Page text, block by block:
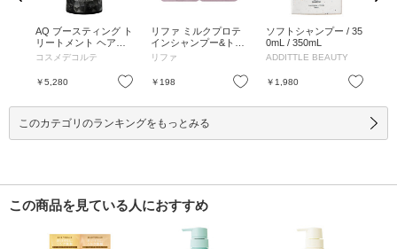
お気に入り
AQ ブースティング ト
リートメント ヘアセ
ラム / 200mL / 付け替
コスメデコルテ
￥5,280 お気に入り
リファ ミルクプロテ
インシャンプー&トリ
ートメント ピンク /
パウチ / ピンク / 10m
L、10g
リファ
￥198 お気に入り
ソフトシャンプー / 35
0mL / 350mL
ADDITTLE BEAUTY
￥1,980
このカテゴリのランキングをもっとみる
この商品を見ている人におすすめ